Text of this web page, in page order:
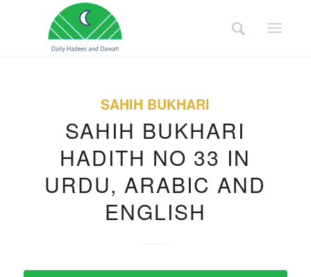
SAHIH BUKHARI
SAHIH BUKHARI
HADITH NO 33 IN
URDU, ARABIC AND
ENGLISH